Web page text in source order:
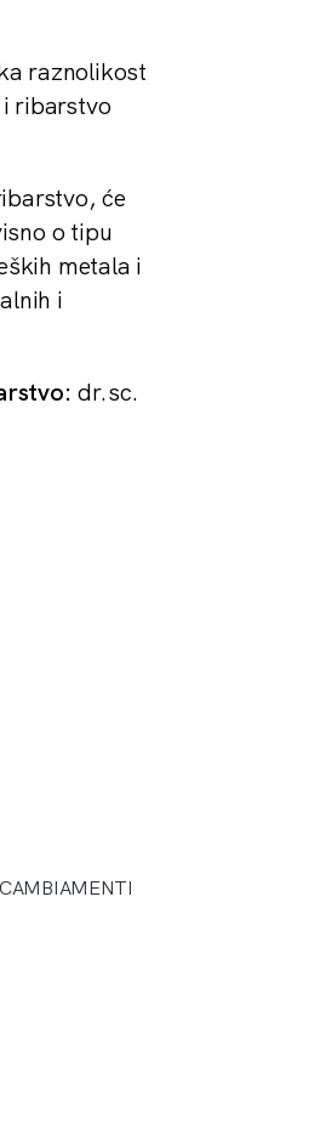
raznolikost
ribarstvo
će
o tipu
metala i
i
dr.sc.